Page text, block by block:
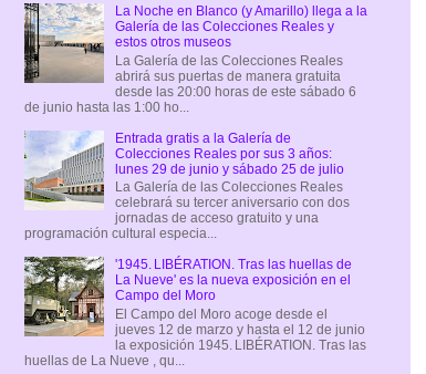
La Noche en Blanco (y Amarillo) llega a la
Galería de las Colecciones Reales y
estos otros museos
La Galería de las Colecciones Reales
abrirá sus puertas de manera gratuita
desde las 20:00 horas de este sábado 6
de junio hasta las 1:00 ho...
Entrada gratis a la Galería de
Colecciones Reales por sus 3 años:
lunes 29 de junio y sábado 25 de julio
La Galería de las Colecciones Reales
celebrará su tercer aniversario con dos
jornadas de acceso gratuito y una
programación cultural especia...
'1945. LIBÉRATION. Tras las huellas de
La Nueve' es la nueva exposición en el
Campo del Moro
El Campo del Moro acoge desde el
jueves 12 de marzo y hasta el 12 de junio
la exposición 1945. LIBÉRATION. Tras las
huellas de La Nueve , qu...